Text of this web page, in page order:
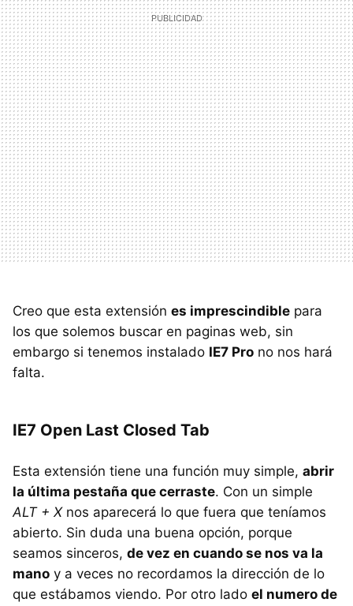
Creo que esta extensión es imprescindible para
los que solemos buscar en paginas web, sin
embargo si tenemos instalado IE7 Pro no nos hará
falta.
IE7 Open Last Closed Tab
Esta extensión tiene una función muy simple, abrir
la última pestaña que cerraste. Con un simple
ALT + Xnos aparecerá lo que fuera que teníamos
abierto. Sin duda una buena opción, porque
seamos sinceros, de vez en cuando se nos va la
mano y a veces no recordamos la dirección de lo
que estábamos viendo. Por otro lado el numero de